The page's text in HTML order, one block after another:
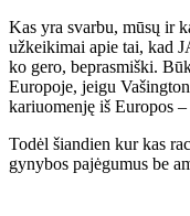
Kas yra svarbu, mūsų ir
užkeikimai apie tai, kad
ko gero, beprasmiški.
Europoje, jeigu
kariuomenję iš Europos
Todėl šiandien kur kas
gynybos pajėgumus be